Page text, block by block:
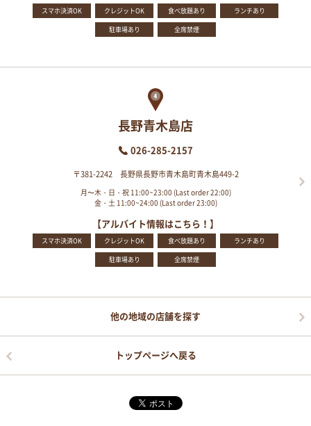
スマホ決済OK クレジットOK 食べ放題あり ランチあり
駐車場あり 全席禁煙
長野青木島店
026-285-2157
〒381-2242 長野県長野市青木島町青木島449-2
月〜木・日・祝 11:00~23:00 (Last order 22:00)
金・土 11:00~24:00 (Last order 23:00)
【アルバイト情報はこちら！】
スマホ決済OK クレジットOK 食べ放題あり ランチあり
駐車場あり 全席禁煙
他の地域の店舗を探す
トップページへ戻る